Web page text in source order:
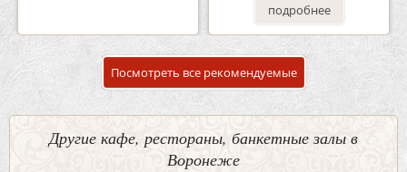
подробнее
Посмотреть все рекомендуемые
Другие кафе, рестораны, банкетные залы в
Воронеже